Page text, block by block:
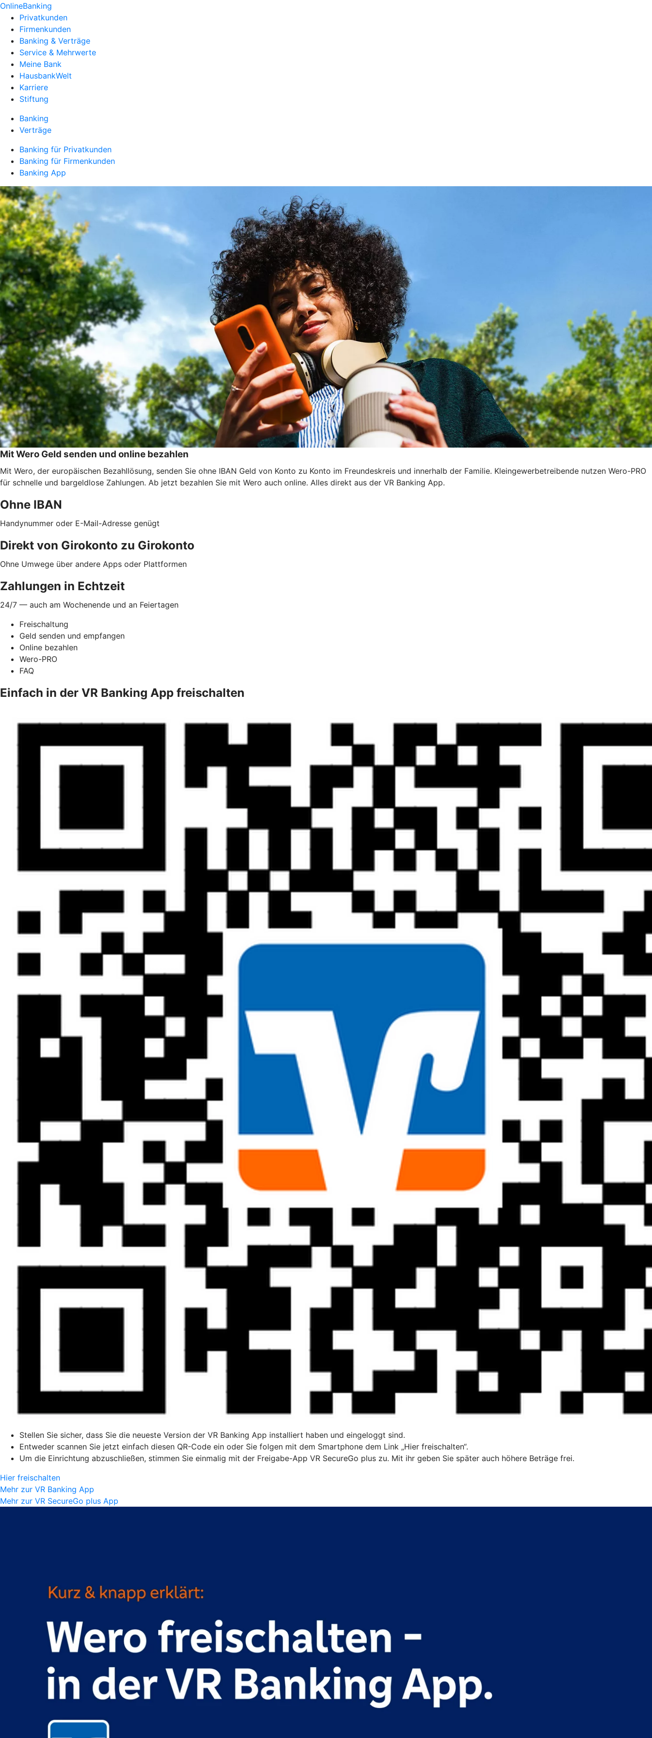
OnlineBanking
Privatkunden
Firmenkunden
Banking & Verträge
Service & Mehrwerte
Meine Bank
HausbankWelt
Karriere
Stiftung
Banking
Verträge
Banking für Privatkunden
Banking für Firmenkunden
Banking App
Mit Wero Geld senden und online bezahlen
Mit Wero, der europäischen Bezahllösung, senden Sie ohne IBAN Geld von Konto zu Konto im Freundeskreis und innerhalb der Familie. Kleingewerbetreibende nutzen Wero-PRO
für schnelle und bargeldlose Zahlungen. Ab jetzt bezahlen Sie mit Wero auch online. Alles direkt aus der VR Banking App.
Ohne IBAN
Handynummer oder E-Mail-Adresse genügt
Direkt von Girokonto zu Girokonto
Ohne Umwege über andere Apps oder Plattformen
Zahlungen in Echtzeit
24/7 — auch am Wochenende und an Feiertagen
Freischaltung
Geld senden und empfangen
Online bezahlen
Wero-PRO
FAQ
Einfach in der VR Banking App freischalten
Stellen Sie sicher, dass Sie die neueste Version der VR Banking App installiert haben und eingeloggt sind.
Entweder scannen Sie jetzt einfach diesen QR-Code ein oder Sie folgen mit dem Smartphone dem Link „Hier freischalten“.
Um die Einrichtung abzuschließen, stimmen Sie einmalig mit der Freigabe-App VR SecureGo plus zu. Mit ihr geben Sie später auch höhere Beträge frei.
Hier freischalten
Mehr zur VR Banking App
Mehr zur VR SecureGo plus App